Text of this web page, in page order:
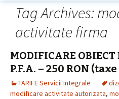
content
Tag Archives:
activitate firma
MODIFICARE
P.F.A. – 250 RON
TARIFE Servicii Integrale
modificare activitate autorizata,